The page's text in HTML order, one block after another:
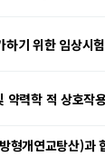
기 위한 임상시험
약력학 적 상호작
방형개연교탕산)